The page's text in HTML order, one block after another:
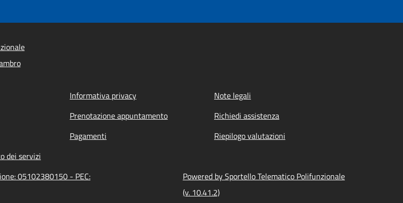
Informativa privacy
Note legali
Prenotazione appuntamento
Richiedi assistenza
Pagamenti
Riepilogo valutazioni
dei servizi
05102380150 - PEC:
Powered by Sportello Telematico Polifunzionale
(v. 10.41.2)